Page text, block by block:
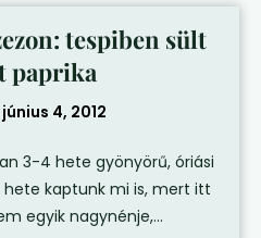
tespiben sült
paprika
június 4, 2012
3-4 hete gyönyörű, óriási
kaptunk mi is, mert itt
egyik nagynénje,...